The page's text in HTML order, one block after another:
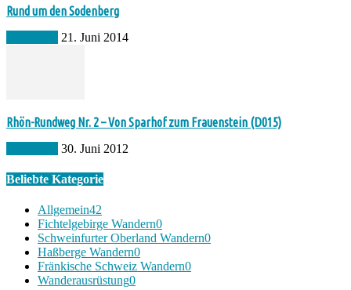
Rund um den Sodenberg
21. Juni 2014
Rhön-Rundweg Nr. 2 – Von Sparhof zum Frauenstein (D015)
30. Juni 2012
Beliebte Kategorie
Allgemein42
Fichtelgebirge Wandern0
Schweinfurter Oberland Wandern0
Haßberge Wandern0
Fränkische Schweiz Wandern0
Wanderausrüstung0